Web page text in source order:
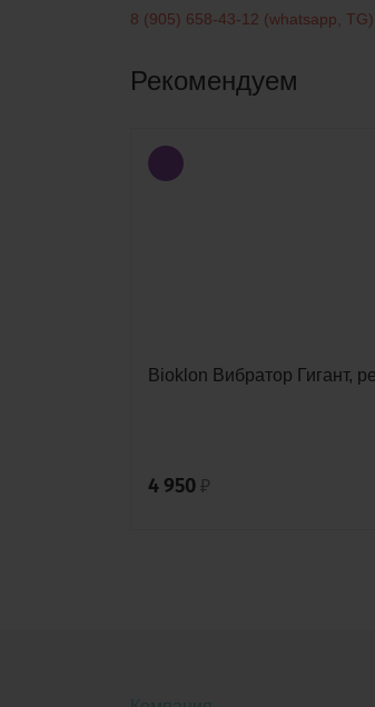
8 (905) 658-43-12 (whatsapp TG)
Рекомендуем
Bioklon Вибратор Гигант,
4 950 ₽